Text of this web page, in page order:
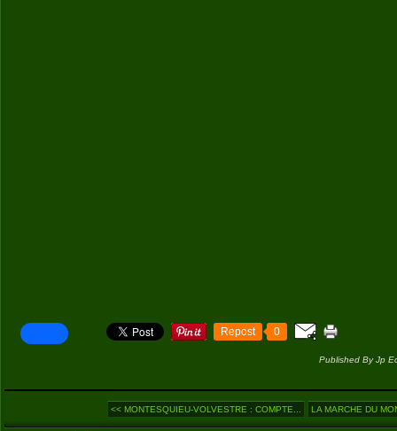
Repost 0
Published By Jp
<< MONTESQUIEU-VOLVESTRE : COMPTE... LA MARCHE DU